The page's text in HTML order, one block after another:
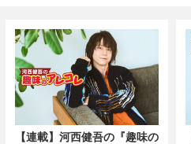
【連載】河西健吾の『趣味の